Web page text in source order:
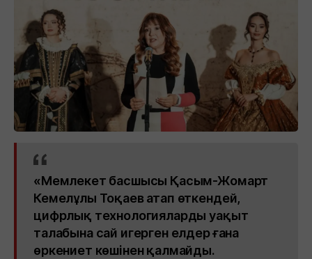
«Мемлекет басшысы Қасым-Жомарт
Кемелұлы Тоқаев атап өткендей,
цифрлық технологияларды уақыт
талабына сай игерген елдер ғана
өркениет көшінен қалмайды.